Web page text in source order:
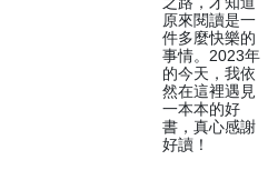
原來閱讀是一
件多麼快樂的
事情。2023年
的今天，我依
然在這裡遇見
一本本的好
書，真心感謝
好讀！